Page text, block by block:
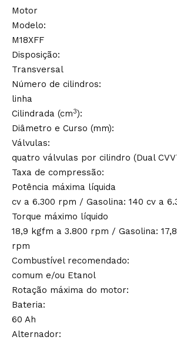
Motor
M18XFF
Transversal
Número de
linha
Cilindrada (cm3):
Diâmetro e Curso (mm):
Válvulas:
quatro válvulas por cilindro (Dual
Taxa de
Potência máxima líquida
cv a 6.300 rpm / Gasolina: 140 cv a
Torque máximo
18,9 kgfm a 3.800 rpm / Gasolina:
rpm
Combustível
comum e/ou Etanol
Rotação máxima do
Bateria:
60 Ah
Alternador: